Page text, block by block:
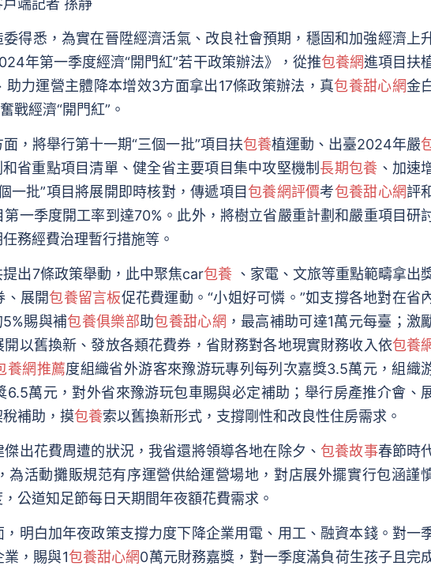
端記者 孫靜
悉，為實在晉陞經濟活氣、改良社會預期，穩固和加強經濟上
年第一季度經濟“開門紅”若干政策辦法》，從推包養網進項目扶
力運營主體降本增效3方面拿出17條政策辦法，真包養甜心網金
戰經濟“開門紅”。
將舉行第十一期“三個一批”項目扶包養植運動、出臺2024年嚴
省重點項目清單、健全省主要項目集中攻堅機制 長期包養 、加速
一批”項目將展開即時核對，傳遞項目 包養網評價考包養甜心網評
一季度開工率到達70%。此外，將樹立省嚴重計劃和嚴重項目研
務經費治理暫行措施等。
出7條政策舉動，此中聚焦car包養 、家電、文旅等重點範疇拿出
、展開包養留言板促花費運動。“小姐好可憐。”如支撐各地對在省
賜與補包養俱樂部助包養甜心網 ，最高補助可達1萬元每臺；激
以舊換新、發放各類花費券，省財務對各地現實財務收入依包養
養網推薦度組織省外游客來豫游玩專列每列次嘉獎3.5萬元，組織
6.5萬元，對外省來豫游玩包車賜與必定補助；舉行房產推介會、
補助，摸包養索以舊換新形式，支撐剛性和改良性住房需求。
花費周遭的狀況，我省還將領導各地在除夕、 包養故事春節時
為活動攤販規范有序運營供給運營場地，對店展外擺實行包涵謹
公道知足節每日天期間年夜額花費需求。
白加年夜政策支撐力度下降企業用電、用工、融資本錢。對一
，賜與1包養甜心網0萬元財務嘉獎，對一季度滿負荷生孩子且完